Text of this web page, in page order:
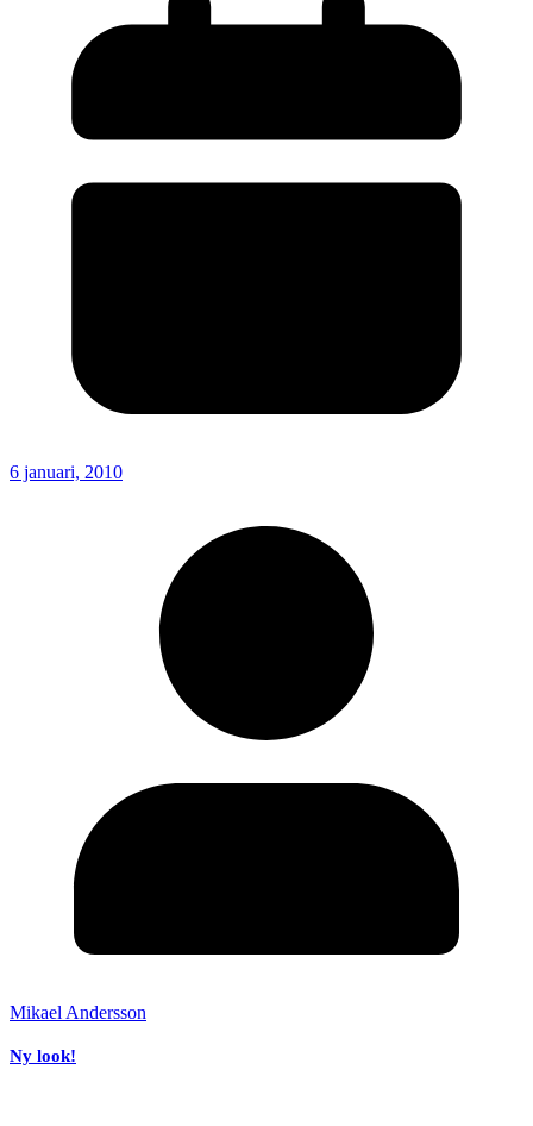
6 januari, 2010
Mikael Andersson
Ny look!